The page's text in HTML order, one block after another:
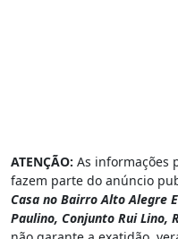
ATENÇÃO: As informações
fazem parte do anúncio
Casa no Bairro Alto Alegre
Paulino, Conjunto Rui Lino,